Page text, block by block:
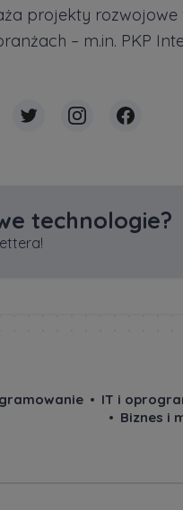
projekty rozwojowe
– m.in. PKP
technologie?
IT i
Biznes i